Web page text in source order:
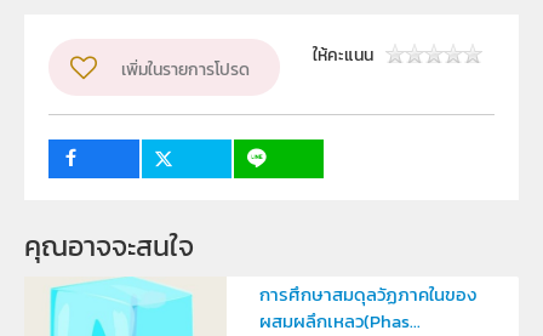
ระดับชั้น
ม.4, ม.5, ม.6
เพิ่มในรายการโปรด
ให้คะแนน
คุณอาจจะสนใจ
การศึกษาสมดุลวัฏภาคในของ
ผสมผลึกเหลว(Phas...